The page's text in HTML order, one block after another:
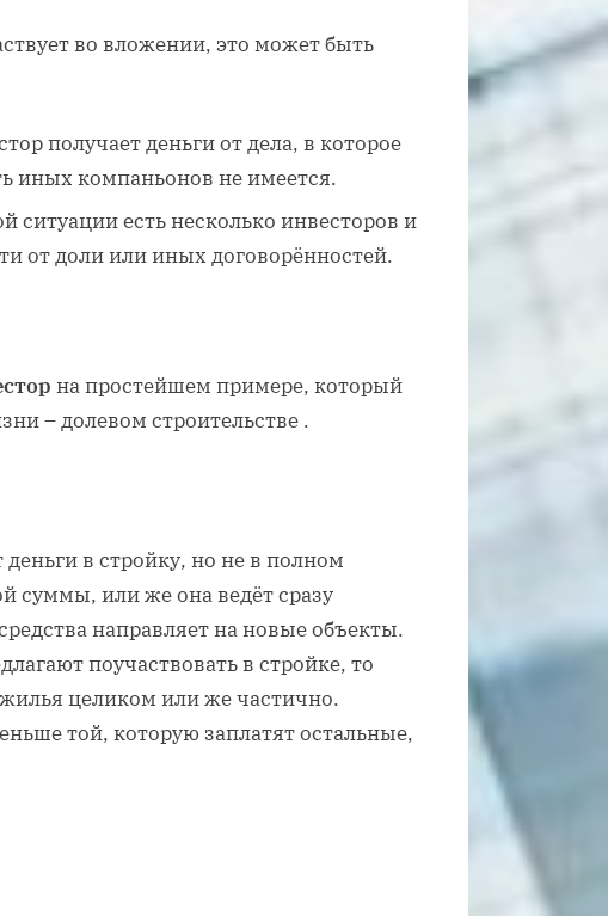
во вложении, это может быть
получает деньги от дела, в которое
иных компаньонов не имеется.
ситуации есть несколько инвесторов и
от доли или иных договорённостей.
на простейшем примере, который
– долевом строительстве .
в стройку, но не в полном
суммы, или же она ведёт сразу
направляет на новые объекты.
поучаствовать в стройке, то
целиком или же частично.
той, которую заплатят остальные,